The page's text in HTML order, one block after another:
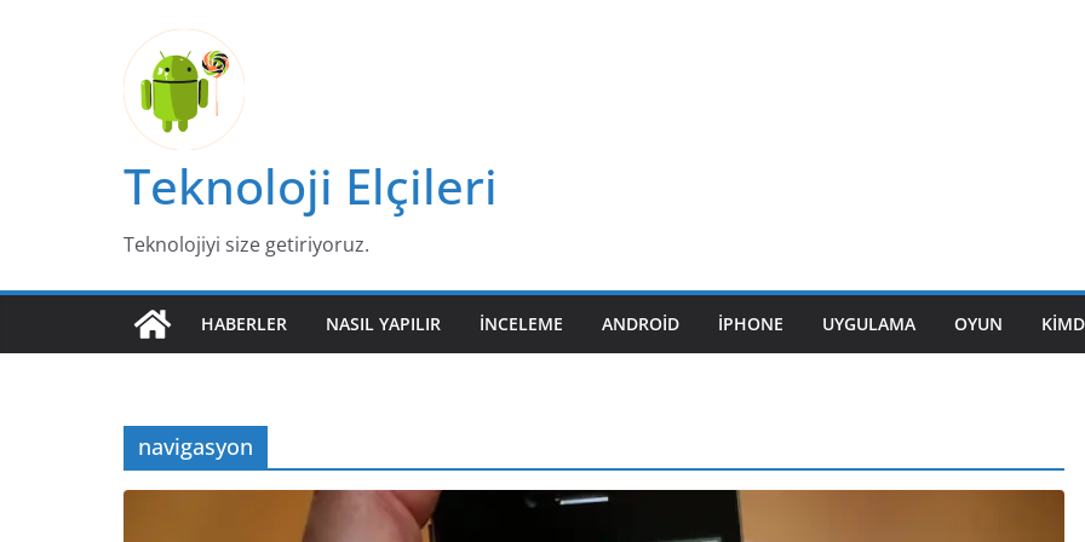
Teknoloji Elçileri
Teknolojiyi size getiriyoruz.
HABERLER NASIL YAPILIR İNCELEME ANDROID IPHONE UYGULAMA OYUN
navigasyon